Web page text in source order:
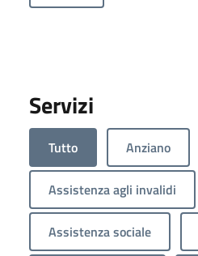
Servizi
Tutto Anziano
Assistenza agli invalidi
Assistenza sociale